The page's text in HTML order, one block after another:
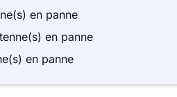
en panne
en panne
en panne